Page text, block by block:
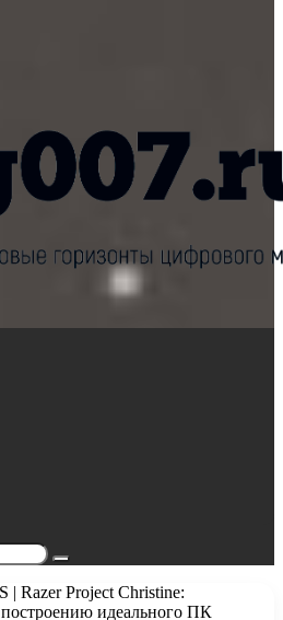
Поиск...
| Razer Project Christine:
идеального ПК